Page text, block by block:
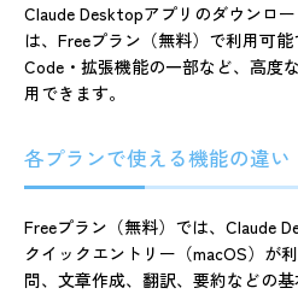
Claude Desktopアプリのダウンロ
は、Freeプラン（無料）で利用可
Code・拡張機能の一部など、高度
用できます。
各プランで使える機能の違い
Freeプラン（無料）では、Claude
クイックエントリー（macOS）が
問、文章作成、翻訳、要約などの基